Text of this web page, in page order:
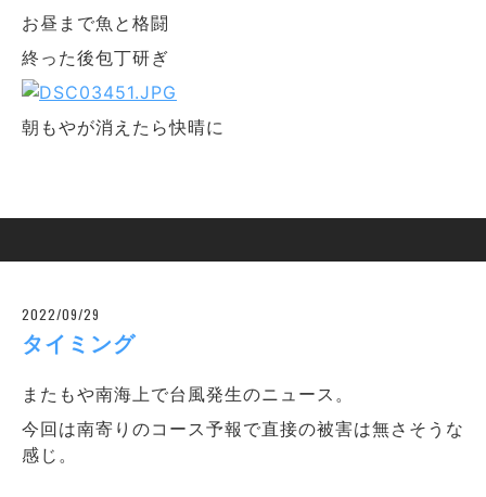
お昼まで魚と格闘
終った後包丁研ぎ
朝もやが消えたら快晴に
2022/09/29
タイミング
またもや南海上で台風発生のニュース。
今回は南寄りのコース予報で直接の被害は無さそうな
感じ。